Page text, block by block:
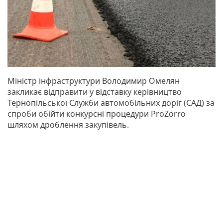
Міністр інфраструктури Володимир Омелян
закликає відправити у відставку керівництво
Тернопільської Служби автомобільних доріг (САД) за
спроби обійти конкурсні процедури ProZorro
шляхом дроблення закупівель.